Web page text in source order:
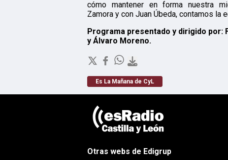
cómo mantener en forma nuestra
Zamora y con Juan Úbeda, contamos la
Programa presentado y dirigido por:
y Álvaro Moreno.
Es La Mañana de CyL
Otras webs de Edigrup